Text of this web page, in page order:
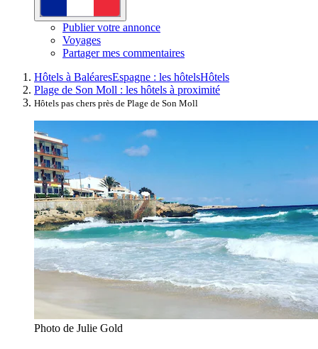
Publier votre annonce
Voyages
Partager mes commentaires
Hôtels à BaléaresEspagne : les hôtelsHôtels
Plage de Son Moll : les hôtels à proximité
Hôtels pas chers près de Plage de Son Moll
Photo de Julie Gold